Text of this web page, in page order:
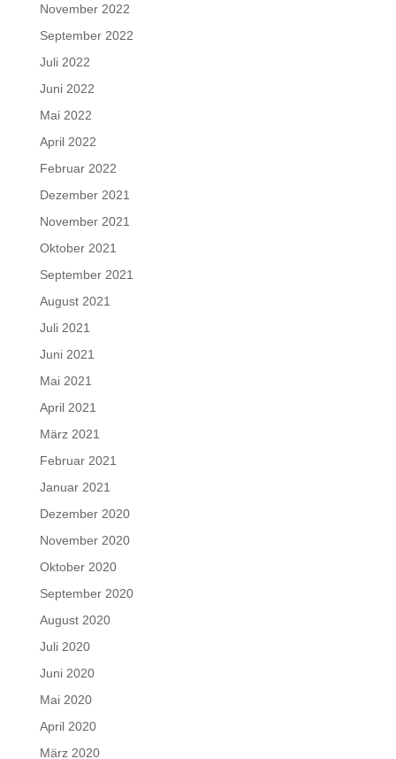
November 2022
September 2022
Juli 2022
Juni 2022
Mai 2022
April 2022
Februar 2022
Dezember 2021
November 2021
Oktober 2021
September 2021
August 2021
Juli 2021
Juni 2021
Mai 2021
April 2021
März 2021
Februar 2021
Januar 2021
Dezember 2020
November 2020
Oktober 2020
September 2020
August 2020
Juli 2020
Juni 2020
Mai 2020
April 2020
März 2020